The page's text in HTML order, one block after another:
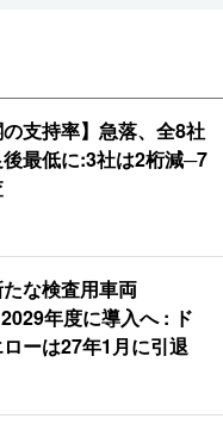
の支持率】急落、全8社
最低に:3社は2桁減─7
な検査用車両
2029年度に導入へ : ド
ーは27年1月に引退